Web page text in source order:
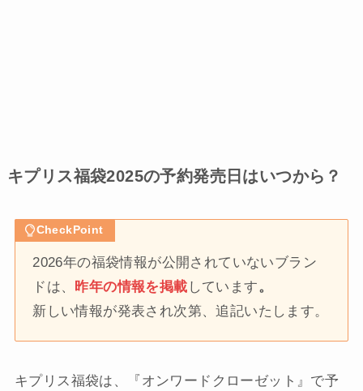
キプリス福袋2025の予約発売日はいつから？
CheckPoint
2026年の福袋情報が公開されていないブラン
ドは、 昨年の情報を掲載 しています。
新しい情報が発表され次第、追記いたします。
キプリス福袋は、『オンワードクローゼット』で予